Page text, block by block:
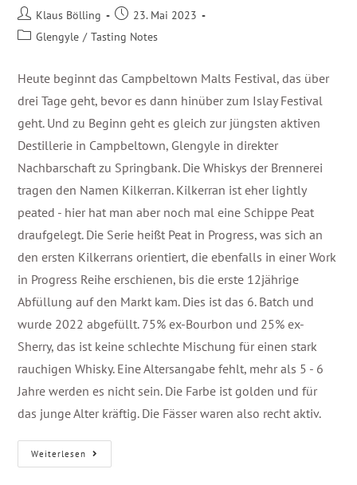
Klaus Bölling
23. Mai 2023
Glengyle / Tasting Notes
Heute beginnt das Campbeltown Malts Festival, das über
drei Tage geht, bevor es dann hinüber zum Islay Festival
geht. Und zu Beginn geht es gleich zur jüngsten aktiven
Destillerie in Campbeltown, Glengyle in direkter
Nachbarschaft zu Springbank. Die Whiskys der Brennerei
tragen den Namen Kilkerran. Kilkerran ist eher lightly
peated - hier hat man aber noch mal eine Schippe Peat
draufgelegt. Die Serie heißt Peat in Progress, was sich an
den ersten Kilkerrans orientiert, die ebenfalls in einer Work
in Progress Reihe erschienen, bis die erste 12jährige
Abfüllung auf den Markt kam. Dies ist das 6. Batch und
wurde 2022 abgefüllt. 75% ex-Bourbon und 25% ex-
Sherry, das ist keine schlechte Mischung für einen stark
rauchigen Whisky. Eine Altersangabe fehlt, mehr als 5 - 6
Jahre werden es nicht sein. Die Farbe ist golden und für
das junge Alter kräftig. Die Fässer waren also recht aktiv.
Weiterlesen